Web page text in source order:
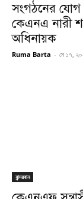
সংগঠনের যোগ
কেএনএ নারী
অধিনায়ক
Ruma Barta - মে ১৭,
বান্দরবান